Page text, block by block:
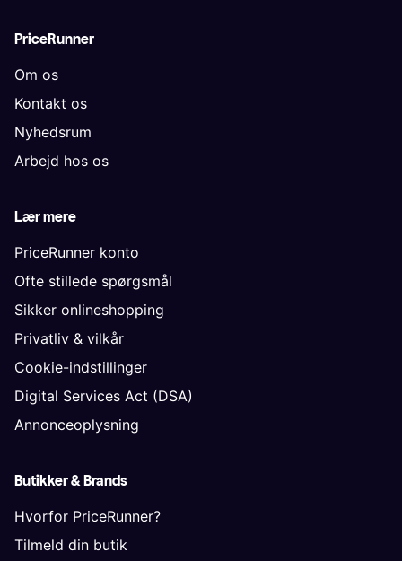
PriceRunner
Om os
Kontakt os
Nyhedsrum
Arbejd hos os
Lær mere
PriceRunner konto
Ofte stillede spørgsmål
Sikker onlineshopping
Privatliv & vilkår
Cookie-indstillinger
Digital Services Act (DSA)
Annonceoplysning
Butikker & Brands
Hvorfor PriceRunner?
Tilmeld din butik